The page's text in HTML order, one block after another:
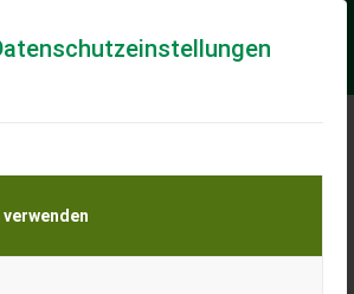
Land- und Baumaschinen –
Tiertransporte